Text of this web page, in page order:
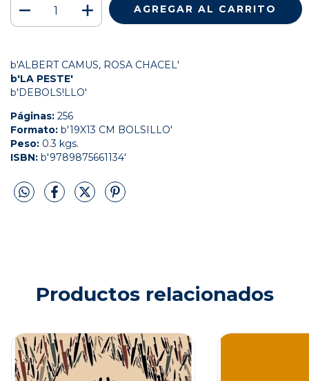
b'ALBERT CAMUS, ROSA CHACEL'
b'LA PESTE'
b'DEBOLS!LLO'
Páginas: 256
Formato: b'19X13 CM BOLSILLO'
Peso: 0.3 kgs.
ISBN: b'9789875661134'
Productos relacionados